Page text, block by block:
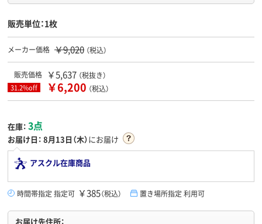
販売単位：1枚
メーカー価格 ￥9,020 （税込）
販売価格 ￥5,637 （税抜き）
31.2%off ￥6,200 （税込）
在庫： 3点
お届け日： 8月13日（木）にお届け
アスクル在庫商品
時間帯指定 指定可 ￥385（税込） 置き場所指定 利用可
お届け先住所：